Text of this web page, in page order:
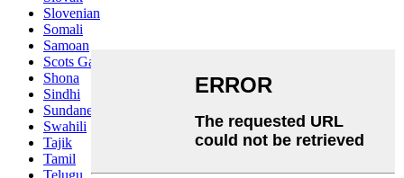
Slovenian
Somali
Samoan
Scots Gaelic
Shona
Sindhi
Sundanese
Swahili
Tajik
Tamil
Telugu